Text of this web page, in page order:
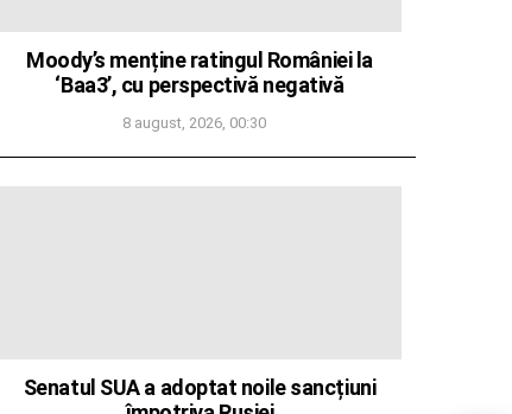
Moody’s menține ratingul României la
‘Baa3’, cu perspectivă negativă
8 august, 2026, 00:30
Senatul SUA a adoptat noile sancțiuni